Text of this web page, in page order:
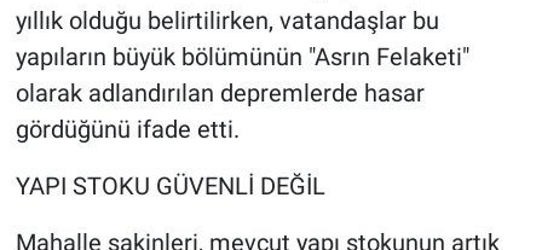
yıllık olduğu belirtilirken, vatandaşlar bu
yapıların büyük bölümünün "Asrın Felaketi"
olarak adlandırılan depremlerde hasar
gördüğünü ifade etti.
YAPI STOKU GÜVENLİ DEĞİL
Mahalle sakinleri, mevcut yapı stokunun artık